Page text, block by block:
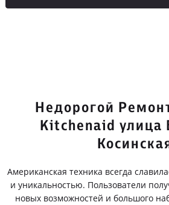
Недорогой
Kitchenaid улица
Американская техника всегда
и уникальностью. Пользователи
новых возможностей и большого